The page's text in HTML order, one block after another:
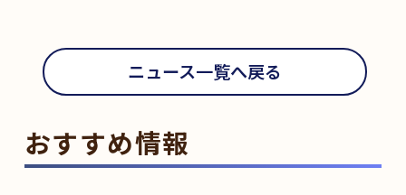
ニュース一覧へ戻る
おすすめ情報